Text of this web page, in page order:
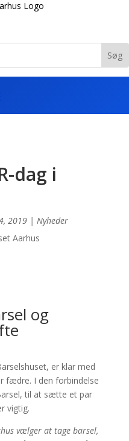
dag i
2019| Nyheder
og
er klar med
fædre. I den forbindelse
til at sætte et par
vigtig.
vælger at tage barsel,